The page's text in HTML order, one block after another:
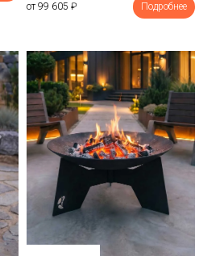
от 99 605 ₽ Подробнее